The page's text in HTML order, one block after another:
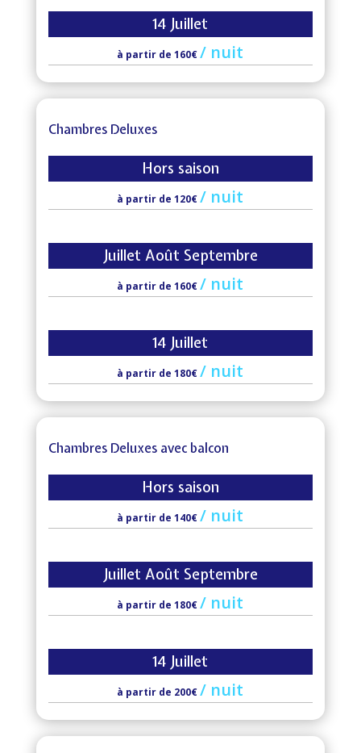
14 Juillet
à partir de 160€/ nuit
Chambres Deluxes
Hors saison
à partir de 120€/ nuit
Juillet Août Septembre
à partir de 160€/ nuit
14 Juillet
à partir de 180€/ nuit
Chambres Deluxes avec balcon
Hors saison
à partir de 140€/ nuit
Juillet Août Septembre
à partir de 180€/ nuit
14 Juillet
à partir de 200€/ nuit